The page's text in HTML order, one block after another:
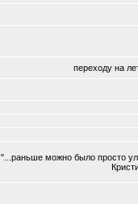
переходу на
"...раньше можно было просто